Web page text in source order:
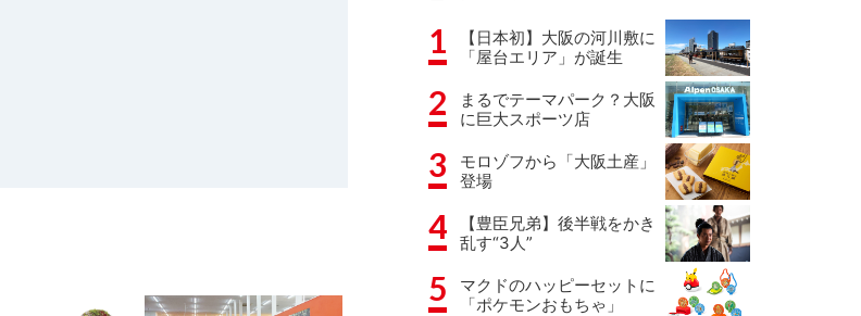
1
【日本初】大阪の河川敷に
「屋台エリア」が誕生
2
まるでテーマパーク？大阪
に巨大スポーツ店
3
モロゾフから「大阪土産」
登場
4
【豊臣兄弟】後半戦をかき
乱す“3人”
5
マクドのハッピーセットに
「ポケモンおもちゃ」